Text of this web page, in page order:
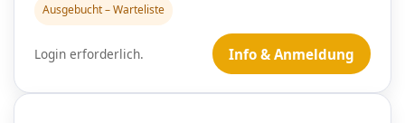
Ausgebucht – Warteliste
Login erforderlich. Info & Anmeldung